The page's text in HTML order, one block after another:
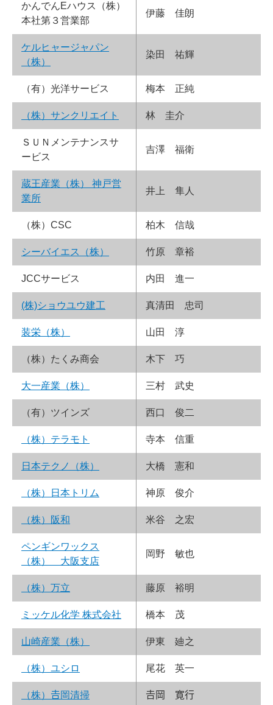
かんでんEハウス（株）
本社第３営業部
伊藤 佳朗
ケルヒャージャパン
（株）
染田 祐輝
（有）光洋サービス 梅本 正純
（株）サンクリエイト 林 圭介
ＳＵＮメンテナンスサ
ービス
吉澤 福衛
蔵王産業（株） 神戸営
業所
井上 隼人
（株）CSC 柏木 信哉
シーバイエス（株） 竹原 章裕
JCCサービス 内田 進一
(株)ショウユウ建工 真清田 忠司
装栄（株） 山田 淳
（株）たくみ商会 木下 巧
大一産業（株） 三村 武史
（有）ツインズ 西口 俊二
（株）テラモト 寺本 信重
日本テクノ（株） 大橋 憲和
（株）日本トリム 神原 俊介
（株）阪和 米谷 之宏
ペンギンワックス
（株） 大阪支店
岡野 敏也
（株）万立 藤原 裕明
ミッケル化学 株式会社 橋本 茂
山崎産業（株） 伊東 廸之
（株）ユシロ 尾花 英一
（株）𠮷岡清掃 𠮷岡 寛行